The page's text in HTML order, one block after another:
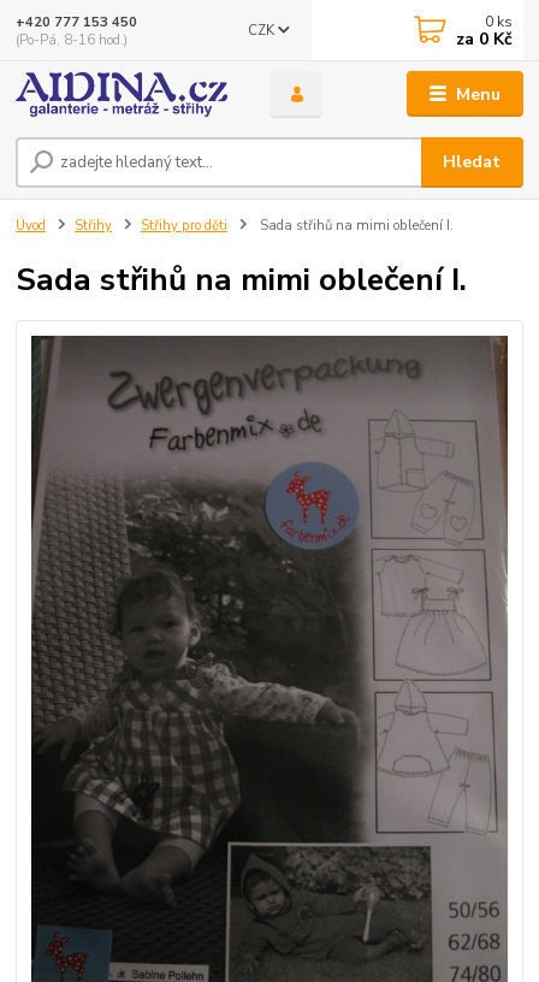
Menu
CZK
Hledat
+420 777 153 450
(Po-Pá, 8-16 hod.)
0 ks
za 0 Kč
Úvod Střihy Střihy pro děti Sada střihů na mimi oblečení I.
Sada střihů na mimi oblečení I.